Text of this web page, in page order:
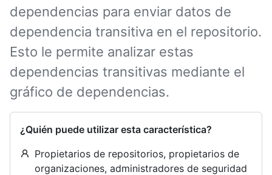
dependencias para enviar datos de
dependencia transitiva en el repositorio.
Esto le permite analizar estas
dependencias transitivas mediante el
gráfico de dependencias.
¿Quién puede utilizar esta característica?
Propietarios de repositorios, propietarios de
organizaciones, administradores de seguridad